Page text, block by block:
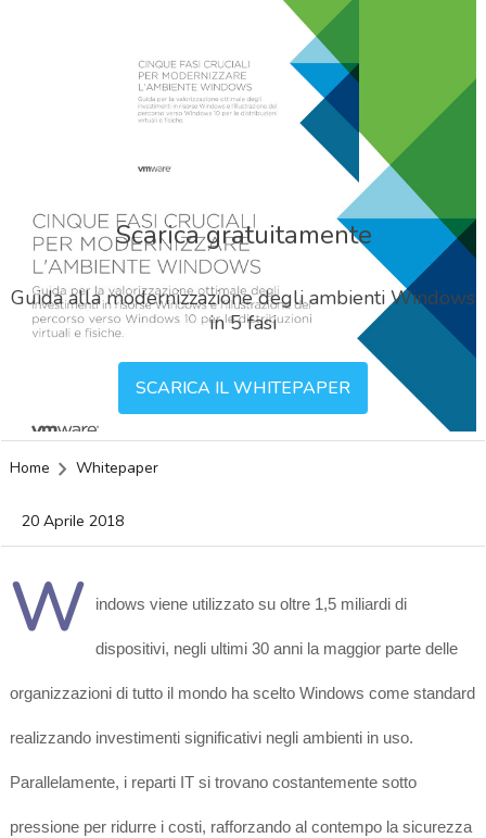
Scarica gratuitamente
Guida alla modernizzazione degli ambienti Windows
in 5 fasi
SCARICA IL WHITEPAPER
Home Whitepaper
20 Aprile 2018
W indows viene utilizzato su oltre 1,5 miliardi di
dispositivi, negli ultimi 30 anni la maggior parte delle
organizzazioni di tutto il mondo ha scelto Windows come standard
realizzando investimenti significativi negli ambienti in uso.
Parallelamente, i reparti IT si trovano costantemente sotto
pressione per ridurre i costi, rafforzando al contempo la sicurezza